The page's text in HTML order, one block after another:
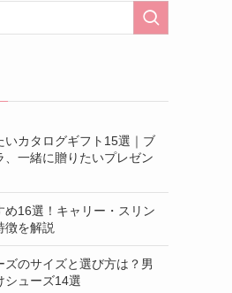
いカタログギフト15選｜ブ
、一緒に贈りたいプレゼン
め16選！キャリー・スリン
を解説
ズのサイズと選び方は？男
シューズ14選